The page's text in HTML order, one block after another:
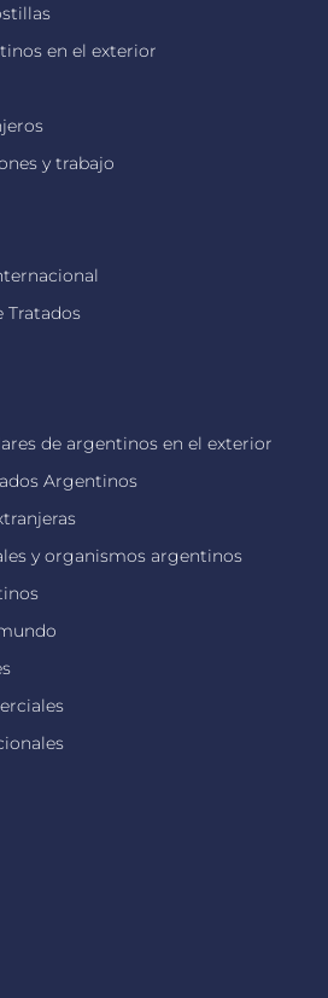
en el exterior
y trabajo
Tratados
de argentinos en el exterior
Argentinos
y organismos argentinos